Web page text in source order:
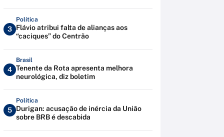
3
Política
Flávio atribui falta de alianças aos
“caciques” do Centrão
4
Brasil
Tenente da Rota apresenta melhora
neurológica, diz boletim
5
Política
Durigan: acusação de inércia da União
sobre BRB é descabida